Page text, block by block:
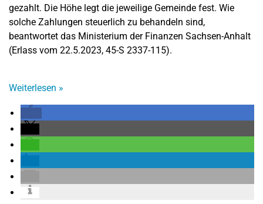
gezahlt. Die Höhe legt die jeweilige Gemeinde fest. Wie
solche Zahlungen steuerlich zu behandeln sind,
beantwortet das Ministerium der Finanzen Sachsen-Anhalt
(Erlass vom 22.5.2023, 45-S 2337-115).
Weiterlesen »